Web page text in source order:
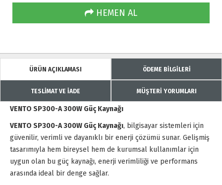
HEMEN AL
ÜRÜN AÇIKLAMASI ÖDEME BİLGİLERİ
TESLİMAT VE İADE MÜŞTERİ YORUMLARI
VENTO SP300-A 300W Güç Kaynağı
VENTO SP300-A 300W Güç Kaynağı, bilgisayar sistemleri için
güvenilir, verimli ve dayanıklı bir enerji çözümü sunar. Gelişmiş
tasarımıyla hem bireysel hem de kurumsal kullanımlar için
uygun olan bu güç kaynağı, enerji verimliliği ve performans
arasında ideal bir denge sağlar.